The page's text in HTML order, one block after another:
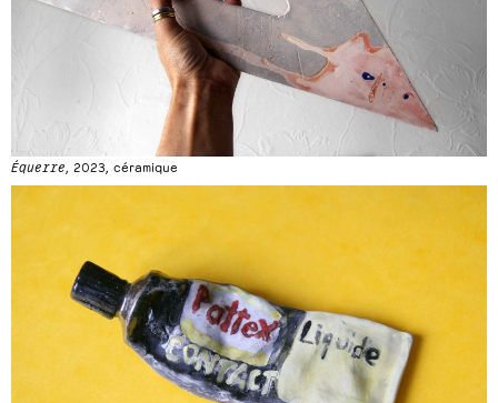
Équerre , 2023, céramique